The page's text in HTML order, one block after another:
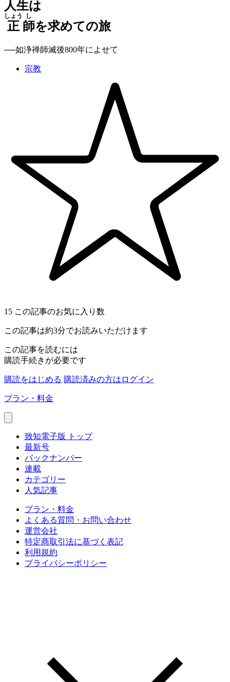
人生は
正
しょう
師
し
を求めての旅
──如浄禅師滅後800年によせて
宗教
15 この記事のお気に入り数
この記事は約3分でお読みいただけます
この記事を読むには
購読手続きが必要です
購読をはじめる 購読済みの方はログイン
プラン・料金
致知電子版 トップ
最新号
バックナンバー
連載
カテゴリー
人気記事
プラン・料金
よくある質問・お問い合わせ
運営会社
特定商取引法に基づく表記
利用規約
プライバシーポリシー